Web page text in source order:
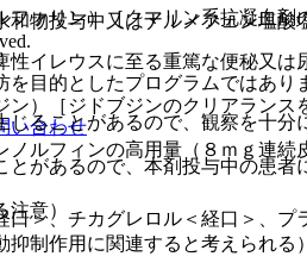
ァリン）［クマリン系抗凝血剤
イレウスに至る重篤な便秘又は
）［ジドブジンのクリアランス
ルフィンの高用量（８ｍｇ連
＞、チカグレロル＜経口＞、
制作用に関連すると考えられる
物投与中又はナルメフェン塩酸
ることがあるので、観察を十分
があるので、本剤投与中の患者
意）
目的としたプログラムではあり
い合わせ